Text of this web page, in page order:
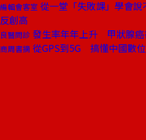
編輯會客室 從一堂「失敗課」學會
反創高
良醫問診 發生率年年上升 甲狀腺癌
商周書摘 從GPS到5G 搞懂中國數